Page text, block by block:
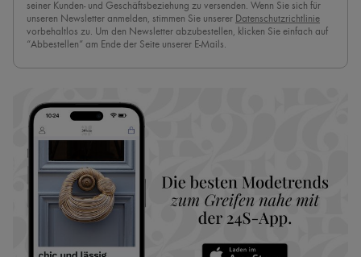
seiner Kunden- und Geschäftsbeziehung zu versenden. Wenn Sie sich für
unseren Newsletter anmelden, stimmen Sie unserer Datenschutzrichtlinie
vorbehaltlos zu. Um den Newsletter abzubestellen, klicken Sie einfach auf
“Abbestellen” am Ende der Seite unserer E-Mails.